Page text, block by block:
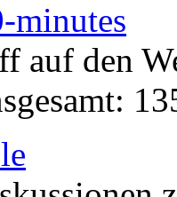
minutes
auf den